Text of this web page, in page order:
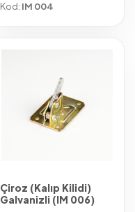
Kod: IM 004
Çiroz (Kalıp Kilidi)
Galvanizli (IM 006)